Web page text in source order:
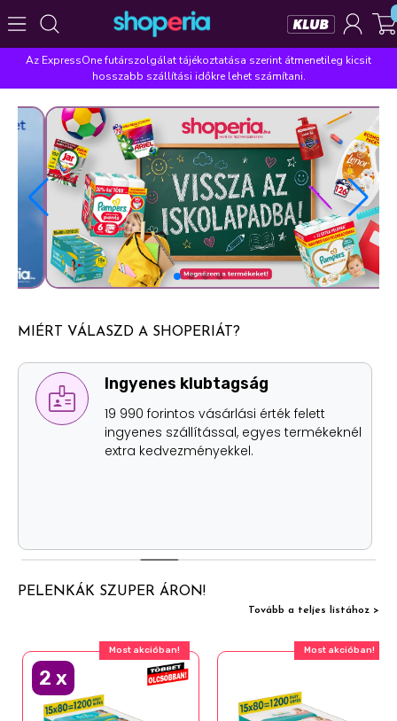
Népszerű kategóriák
Szépségápolás Élelmiszer Mosás Mosogatás
Takarítás Baba-mama Háztartás
Népszerű márkák
Pampers Lenor Violeta Coccolino Silan
Népszerű keresések
leukoplast ariel lenor finish pampers
Az ExpressOne futárszolgálat tájékoztatása szerint átmenetileg kicsit
hosszabb szállítási időkre lehet számítani.
MIÉRT VÁLASZD A SHOPERIÁT?
Ingyenes személyes átvételi
lehetőség
Értékhatártól függetlenül, szállítási
költség nélkül két helyen is átveheted
PELENKÁK SZUPER ÁRON!
Tovább a teljes listához >
Most akcióban!
2 x
Most akcióban!